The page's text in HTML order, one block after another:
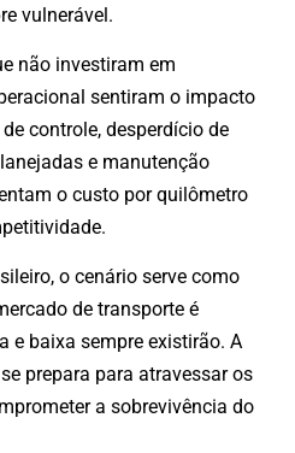
vulnerável.
não investiram em
sentiram o impacto
controle, desperdício de
e manutenção
o custo por quilômetro
o cenário serve como
de transporte é
e baixa sempre existirão. A
prepara para atravessar os
a sobrevivência do